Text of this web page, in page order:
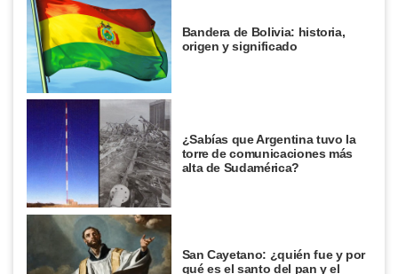
Bandera de Bolivia: historia,
origen y significado
¿Sabías que Argentina tuvo la
torre de comunicaciones más
alta de Sudamérica?
San Cayetano: ¿quién fue y por
qué es el santo del pan y el